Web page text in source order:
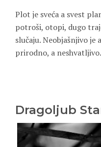
Plot je sveća a svest
potroši, otopi, dugo
slučaju. Neobjašnjivo
prirodno, a neshvatljivo.
Dragoljub